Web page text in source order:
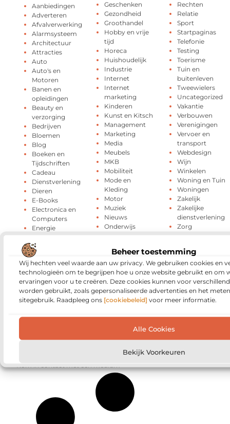
Beheer toestemming
Wij hechten veel waarde aan uw privacy. We gebruiken cookies en
technologieën om te begrijpen hoe u onze website gebruikt en om
ervaringen voor u te creëren. Deze cookies kunnen voor
worden gebruikt, zoals gepersonaliseerde advertenties en het
sitegebruik. Raadpleeg ons [cookiebeleid] voor meer informatie.
Alle Cookies
Bekijk Voorkeuren
Aanbiedingen
Adverteren
Afvalverwerking
Alarmsysteem
Architectuur
Attracties
Auto
Auto's en
Motoren
Banen en
opleidingen
Beauty en
verzorging
Bedrijven
Bloemen
Blog
Boeken en
Tijdschriften
Cadeau
Dienstverlening
Dieren
E-Books
Electronica en
Computers
Energie
Entertainment
Geschenken
Gezondheid
Groothandel
Hobby en vrije
tijd
Horeca
Huishoudelijk
Industrie
Internet
Internet
marketing
Kinderen
Kunst en Kitsch
Management
Marketing
Media
Meubels
MKB
Mobiliteit
Mode en
Kleding
Motor
Muziek
Nieuws
Onderwijs
Oog Laseren
Rechten
Relatie
Sport
Startpaginas
Telefonie
Testing
Toerisme
Tuin en
buitenleven
Tweewielers
Uncategorized
Vakantie
Verbouwen
Verenigingen
Vervoer en
transport
Webdesign
Wijn
Winkelen
Woning en Tuin
Woningen
Zakelijk
Zakelijke
dienstverlening
Zorg
ZZP
Mediaen beroemde
mensen
Het voordeel van lokaal nieuws online volgen
De voordelen van een bedrijfsfilm laten maken
Kom in contact met een medium